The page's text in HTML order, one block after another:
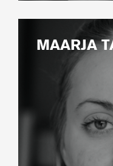
MAARJA